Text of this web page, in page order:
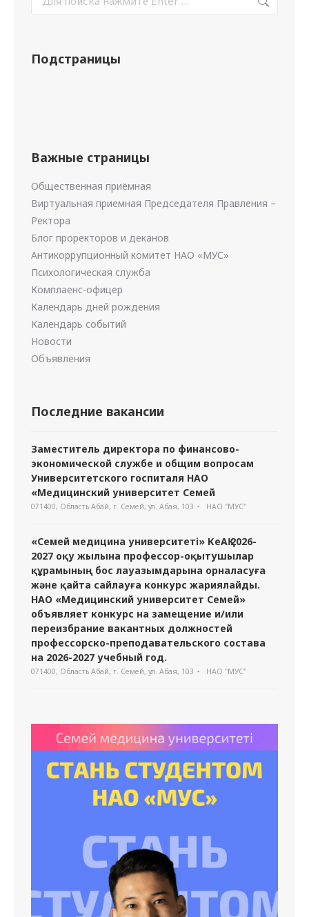
Подстраницы
Важные страницы
Общественная приёмная
Виртуальная приемная Председателя Правления –
Ректора
Блог проректоров и деканов
Антикоррупционный комитет НАО «МУС»
Психологическая служба
Комплаенс-офицер
Календарь дней рождения
Календарь событий
Новости
Объявления
Последние вакансии
Заместитель директора по финансово-
экономической службе и общим вопросам
Университетского госпиталя НАО
«Медицинский университет Семей
071400, Область Абай, г. Семей, ул. Абая, 103 НАО "МУС"
«Семей медицина университеті» КеАҚ 2026-
2027 оқу жылына профессор-оқытушылар
құрамының бос лауазымдарына орналасуға
және қайта сайлауға конкурс жариялайды.
НАО «Медицинский университет Семей»
объявляет конкурс на замещение и/или
переизбрание вакантных должностей
профессорско-преподавательского состава
на 2026-2027 учебный год.
071400, Область Абай, г. Семей, ул. Абая, 103 НАО "МУС"